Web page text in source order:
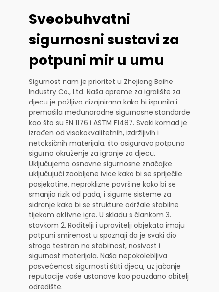
Sveobuhvatni
sigurnosni sustavi za
potpuni mir u umu
Sigurnost nam je prioritet u Zhejiang Baihe
Industry Co., Ltd. Naša opreme za igralište za
djecu je pažljivo dizajnirana kako bi ispunila i
premašila međunarodne sigurnosne standarde
kao što su EN 1176 i ASTM F1487. Svaki komad je
izrađen od visokokvalitetnih, izdržljivih i
netoksičnih materijala, što osigurava potpuno
sigurno okruženje za igranje za djecu.
Uključujemo osnovne sigurnosne značajke
uključujući zaobljene ivice kako bi se spriječile
posjekotine, neproklizne površine kako bi se
smanjio rizik od pada, i sigurne sisteme za
sidranje kako bi se strukture održale stabilne
tijekom aktivne igre. U skladu s člankom 3.
stavkom 2. Roditelji i upravitelji objekata imaju
potpuni smirenost u spoznaji da je svaki dio
strogo testiran na stabilnost, nosivost i
sigurnost materijala. Naša nepokolebljiva
posvećenost sigurnosti štiti djecu, uz jačanje
reputacije vaše ustanove kao pouzdano obitelj
odredište.